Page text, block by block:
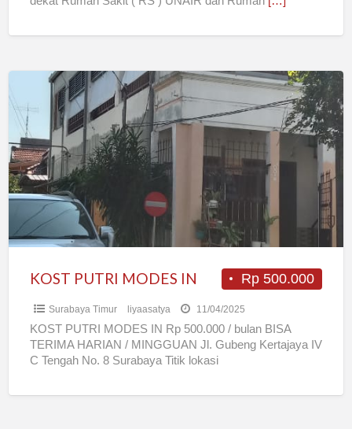
PUTRI
MODES
IN
Rp 500.000
KOST PUTRI MODES IN
Surabaya Timur liyaasatya 11/04/2025
KOST PUTRI MODES IN Rp 500.000 / bulan BISA
TERIMA HARIAN / MINGGUAN Jl. Gubeng Kertajaya IV
C Tengah No. 8 Surabaya Titik lokasi